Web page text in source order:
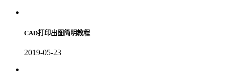
CAD打印出图简明教程
2019-05-23